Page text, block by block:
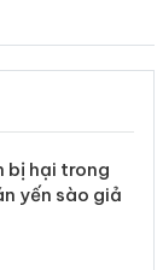
Cai xử lý 83
trong tháng 7